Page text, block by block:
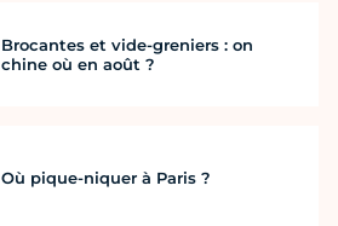
Brocantes et vide-greniers : on
chine où en août ?
Où pique-niquer à Paris ?